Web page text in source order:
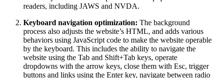
readers, including JAWS and NVDA.
Keyboard navigation optimization: The background
process also adjusts the website’s HTML, and adds various
behaviors using JavaScript code to make the website operable
by the keyboard. This includes the ability to navigate the
website using the Tab and Shift+Tab keys, operate
dropdowns with the arrow keys, close them with Esc, trigger
buttons and links using the Enter key, navigate between radio